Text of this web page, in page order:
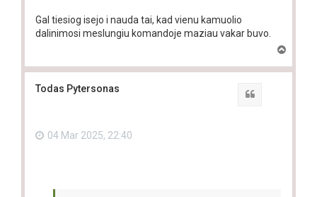
Gal tiesiog isejo i nauda tai, kad vienu kamuolio
dalinimosi meslungiu komandoje maziau vakar buvo.
p
Todas Pytersonas
04 Mar 2025, 22:40